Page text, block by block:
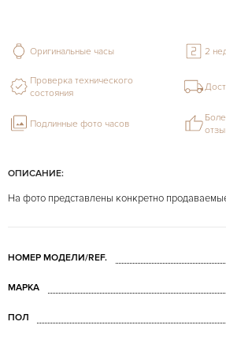
ОПИСАНИЕ:
На фото представлены конкретно
НОМЕР МОДЕЛИ/REF.
МАРКА
ПОЛ
Оригинальные часы 2
Проверка технического
состояния
Подлинные фото часов